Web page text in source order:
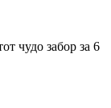
чудо забор за 6